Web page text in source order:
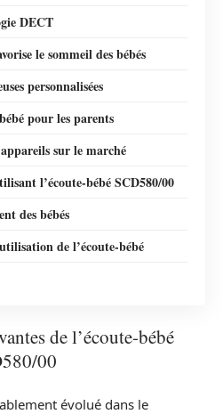
DECT
le sommeil des bébés
personnalisées
pour les parents
sur le marché
l’écoute-bébé SCD580/00
des bébés
de l’écoute-bébé
de l’écoute-bébé
00
évolué dans le